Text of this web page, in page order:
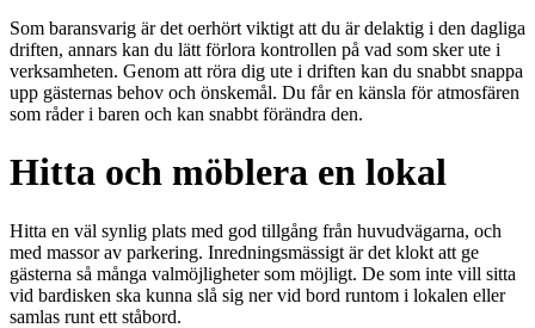
Som baransvarig är det oerhört viktigt att du är delaktig i den dagliga
driften, annars kan du lätt förlora kontrollen på vad som sker ute i
verksamheten. Genom att röra dig ute i driften kan du snabbt snappa
upp gästernas behov och önskemål. Du får en känsla för atmosfären
som råder i baren och kan snabbt förändra den.
Hitta och möblera en lokal
Hitta en väl synlig plats med god tillgång från huvudvägarna, och
med massor av parkering. Inredningsmässigt är det klokt att ge
gästerna så många valmöjligheter som möjligt. De som inte vill sitta
vid bardisken ska kunna slå sig ner vid bord runtom i lokalen eller
samlas runt ett ståbord.